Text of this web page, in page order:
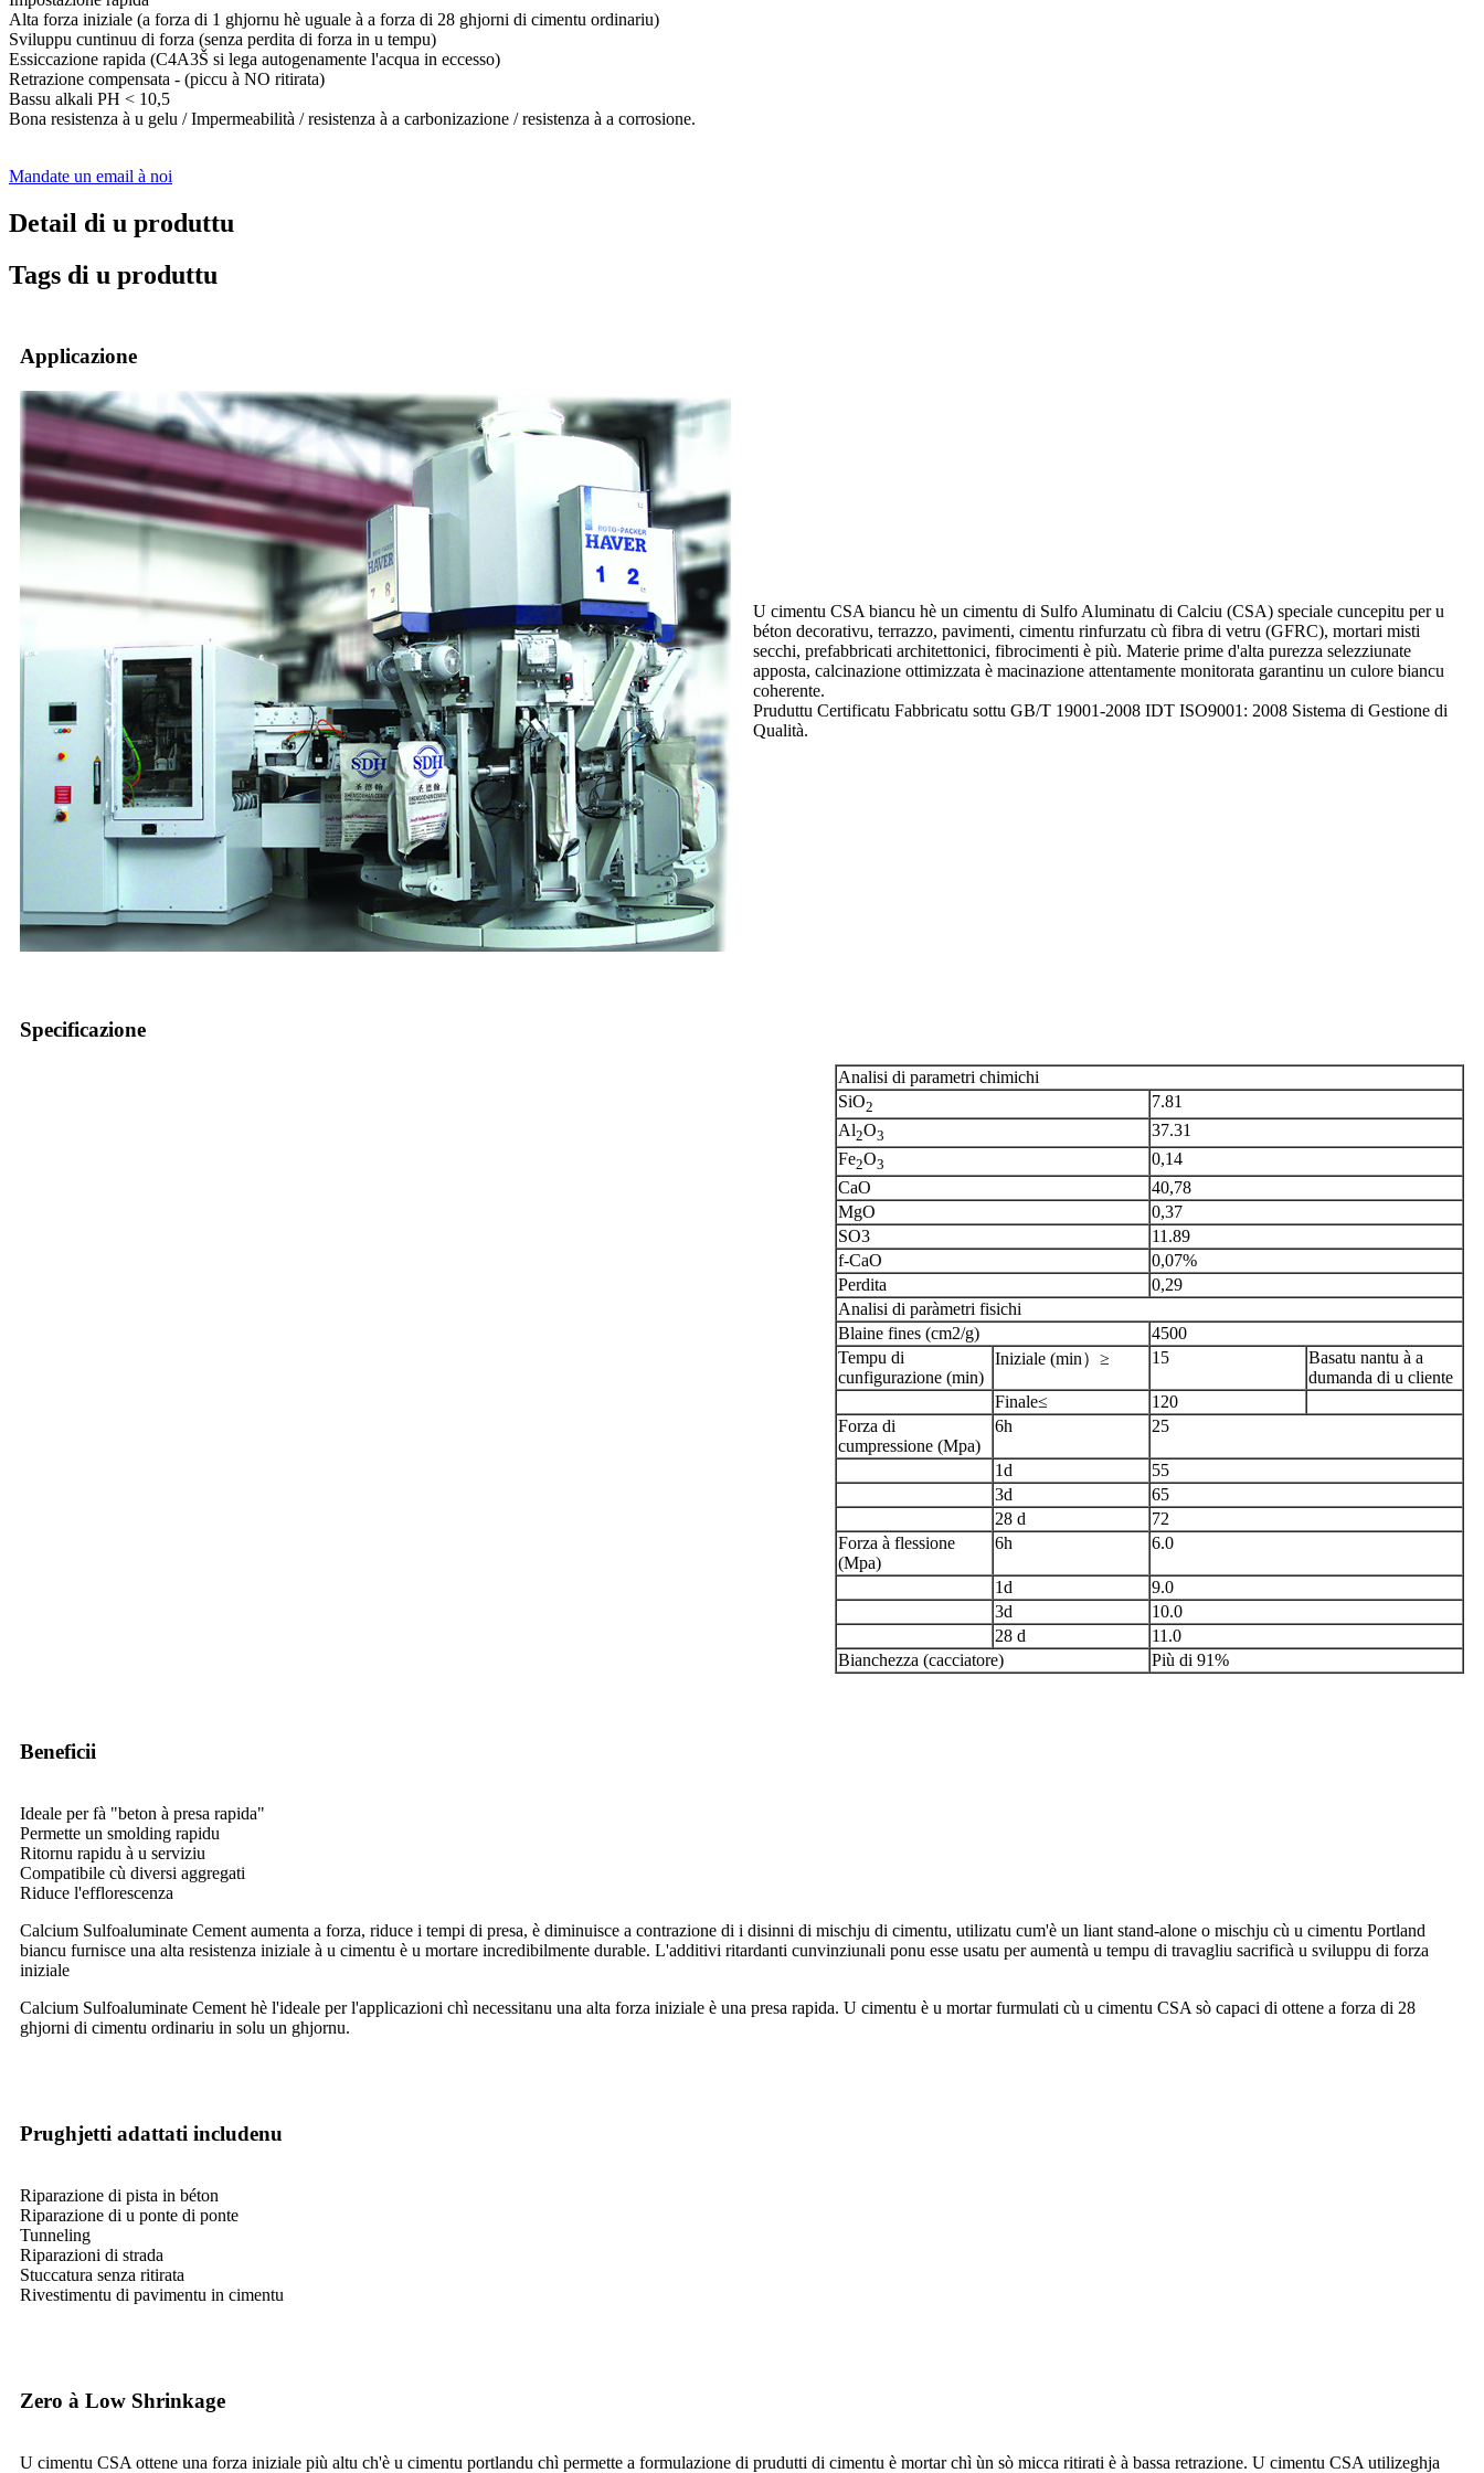
Alta forza iniziale (a forza di 1 ghjornu hè uguale à a forza di 28 ghjorni di cimentu ordinariu)
Sviluppu cuntinuu di forza (senza perdita di forza in u tempu)
Essiccazione rapida (C4A3Š si lega autogenamente l'acqua in eccesso)
Retrazione compensata - (piccu à NO ritirata)
Bassu alkali PH < 10,5
Bona resistenza à u gelu / Impermeabilità / resistenza à a carbonizazione / resistenza à a corrosione.
Mandate un email à noi
Detail di u produttu
Tags di u produttu
Applicazione
U cimentu CSA biancu hè un cimentu di Sulfo Aluminatu di Calciu (CSA) speciale cuncepitu per u
béton decorativu, terrazzo, pavimenti, cimentu rinfurzatu cù fibra di vetru (GFRC), mortari misti
secchi, prefabbricati architettonici, fibrocimenti è più. Materie prime d'alta purezza selezziunate
apposta, calcinazione ottimizzata è macinazione attentamente monitorata garantinu un culore biancu
coherente.
Pruduttu Certificatu Fabbricatu sottu GB/T 19001-2008 IDT ISO9001: 2008 Sistema di Gestione di
Qualità.
Specificazione
Analisi di parametri chimichi
SiO2
7.81
Al2O3
37.31
Fe2O3
0,14
CaO
40,78
MgO
0,37
SO3
11.89
f-CaO
0,07%
Perdita
0,29
Analisi di paràmetri fisichi
Blaine fines (cm2/g)
4500
Tempu di
cunfigurazione (min)
Iniziale (min）≥ 15
Basatu nantu à a
dumanda di u cliente
Finale≤
120
Forza di
cumpressione (Mpa)
6h 25
1d
55
3d
65
28 d
72
Forza à flessione
(Mpa)
6h 6.0
1d
9.0
3d
10.0
28 d
11.0
Bianchezza (cacciatore)
Più di 91%
Beneficii
Ideale per fà "beton à presa rapida"
Permette un smolding rapidu
Ritornu rapidu à u serviziu
Compatibile cù diversi aggregati
Riduce l'efflorescenza
Calcium Sulfoaluminate Cement aumenta a forza, riduce i tempi di presa, è diminuisce a contrazione di i disinni di mischju di cimentu, utilizatu cum'è un liant stand-alone o mischju cù u cimentu Portland
biancu furnisce una alta resistenza iniziale à u cimentu è u mortare incredibilmente durable. L'additivi ritardanti cunvinziunali ponu esse usatu per aumentà u tempu di travagliu sacrificà u sviluppu di forza
iniziale
Calcium Sulfoaluminate Cement hè l'ideale per l'applicazioni chì necessitanu una alta forza iniziale è una presa rapida. U cimentu è u mortar furmulati cù u cimentu CSA sò capaci di ottene a forza di 28
ghjorni di cimentu ordinariu in solu un ghjornu.
Prughjetti adattati includenu
Riparazione di pista in béton
Riparazione di u ponte di ponte
Tunneling
Riparazioni di strada
Stuccatura senza ritirata
Rivestimentu di pavimentu in cimentu
Zero à Low Shrinkage
U cimentu CSA ottene una forza iniziale più altu ch'è u cimentu portlandu chì permette a formulazione di prudutti di cimentu è mortar chì ùn sò micca ritirati è à bassa retrazione. U cimentu CSA utilizeghja